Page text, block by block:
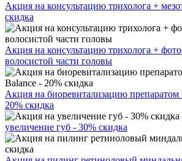
Акция на консультацию трихолога +
скидка
Акция на консультацию трихолога +
волосистой части головы
Акция на биоревитализацию препаратом
20% скидка
увеличение губ - 30% скидка